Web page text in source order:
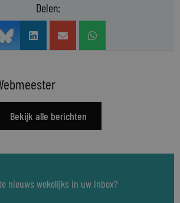
Delen:
Bekijk alle berichten
nieuws wekelijks in uw inbox?